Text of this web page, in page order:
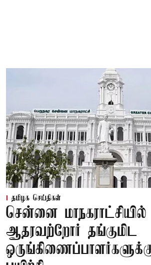
தமிழக செய்திகள்
சென்னை மாநகராட்சியில்
ஆதரவற்றோர் தங்குமிட
ஒருங்கிணைப்பாளர்களுக்கு